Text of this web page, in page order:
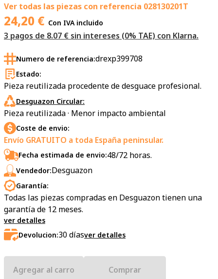
Ver todas las piezas con referencia 028130201T
24,20 € Con IVA incluido
3 pagos de 8.07 € sin intereses (0% TAE) con Klarna.
Numero de referencia:drexp399708
Estado:
Pieza reutilizada procedente de desguace profesional.
Desguazon Circular:
Pieza reutilizada · Menor impacto ambiental
Coste de envio:
Envío GRATUITO a toda España peninsular.
Fecha estimada de envio:48/72 horas.
Vendedor:Desguazon
Garantía:
Todas las piezas compradas en Desguazon tienen una
garantía de 12 meses.
ver detalles
Devolucion:30díasver detalles
Agregar al carro Comprar